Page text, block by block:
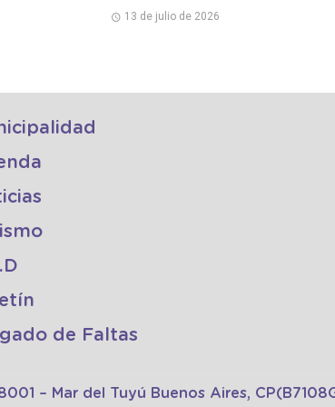
de sus talleres
13 de julio de 2026
de Faltas
– Mar del Tuyú Buenos Aires,